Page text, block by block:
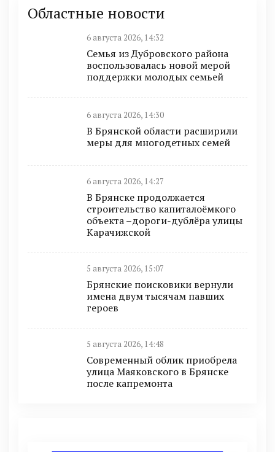
Областные новости
6 августа 2026, 14:32
Семья из Дубровского района
воспользовалась новой мерой
поддержки молодых семьей
6 августа 2026, 14:30
В Брянской области расширили
меры для многодетных семей
6 августа 2026, 14:27
В Брянске продолжается
строительство капиталоёмкого
объекта –дороги-дублёра улицы
Карачижской
5 августа 2026, 15:07
Брянские поисковики вернули
имена двум тысячам павших
героев
5 августа 2026, 14:48
Современный облик приобрела
улица Маяковского в Брянске
после капремонта